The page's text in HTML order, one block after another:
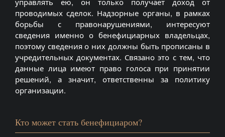
проводимых сделок. Надзорные органы, в рамках
борьбы с правонарушениями, интересуют
сведения именно о бенефициарных владельцах,
поэтому сведения о них должны быть прописаны в
учредительных документах. Связано это с тем, что
данные лица имеют право голоса при принятии
решений, а значит, ответственны за политику
организации.
Кто может стать бенефициаром?